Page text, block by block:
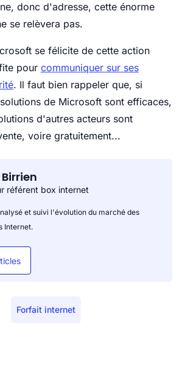
donc d'adresse, cette énorme
se relèvera pas.
se félicite de cette action
pour communiquer sur ses
. Il faut bien rappeler que, si
de Microsoft sont efficaces,
d'autres acteurs sont
voire gratuitement...
référent box internet
et suivi l'évolution du marché des
Internet.
Forfait internet